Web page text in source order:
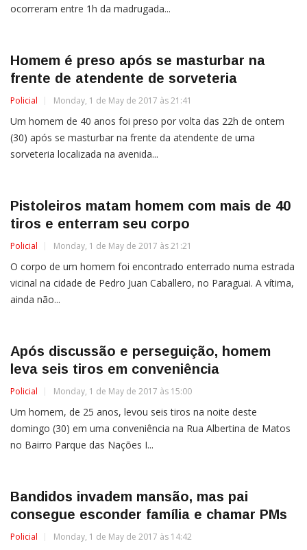
ocorreram entre 1h da madrugada...
Homem é preso após se masturbar na
frente de atendente de sorveteria
Policial Monday, 1 de May de 2017 às 21:41
Um homem de 40 anos foi preso por volta das 22h de ontem
(30) após se masturbar na frente da atendente de uma
sorveteria localizada na avenida...
Pistoleiros matam homem com mais de 40
tiros e enterram seu corpo
Policial Monday, 1 de May de 2017 às 21:21
O corpo de um homem foi encontrado enterrado numa estrada
vicinal na cidade de Pedro Juan Caballero, no Paraguai. A vítima,
ainda não...
Após discussão e perseguição, homem
leva seis tiros em conveniência
Policial Monday, 1 de May de 2017 às 15:00
Um homem, de 25 anos, levou seis tiros na noite deste
domingo (30) em uma conveniência na Rua Albertina de Matos
no Bairro Parque das Nações I...
Bandidos invadem mansão, mas pai
consegue esconder família e chamar PMs
Policial Monday, 1 de May de 2017 às 14:42